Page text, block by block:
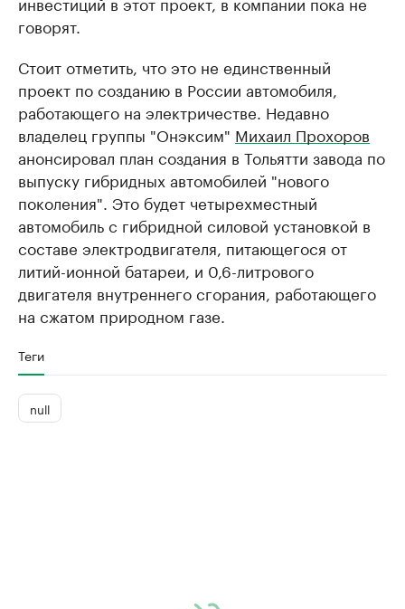
говорят.
Стоит отметить, что это не единственный
проект по созданию в России автомобиля,
работающего на электричестве. Недавно
владелец группы "Онэксим" Михаил Прохоров
анонсировал план создания в Тольятти завода по
выпуску гибридных автомобилей "нового
поколения". Это будет четырехместный
автомобиль с гибридной силовой установкой в
составе электродвигателя, питающегося от
литий-ионной батареи, и 0,6-литрового
двигателя внутреннего сгорания, работающего
на сжатом природном газе.
Теги
null